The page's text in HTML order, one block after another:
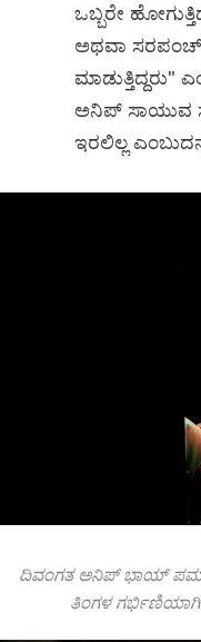
ಒಬ್ಬರೇ
ಅಥವಾ ಸರಪಂಚ್
ಮಾಡುತ್ತಿದ್ದರು"
ಅನಿಪ್ ಸಾಯುವ
ಇರಲಿಲ್ಲ
ದಿವಂಗತ ಅನಿಪ್ ಭಾಯ್
ತಿಂಗಳ